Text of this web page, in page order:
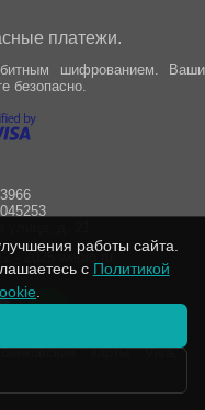
платежи.
шифрованием. Ваши
безопасно.
- 2025 wepro.ru
карты Visa,
работы сайта.
с Политикой